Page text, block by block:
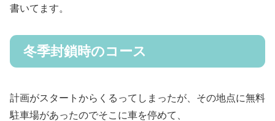
書いてます。
冬季封鎖時のコース
計画がスタートからくるってしまったが、その地点に無料
駐車場があったのでそこに車を停めて、